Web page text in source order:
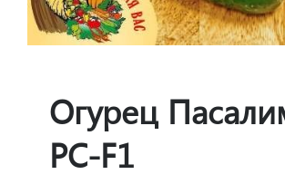
Огурец
РС-F1